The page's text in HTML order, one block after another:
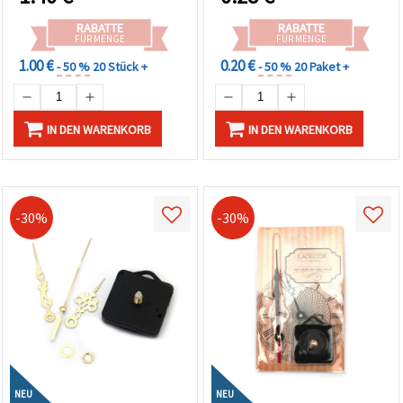
RABATTE
FÜR MENGE
1.00 €- 50 % 20 Stück +
IN DEN WARENKORB
RABATTE
FÜR MENGE
0.20 €- 50 % 20 Paket +
IN DEN WARENKORB
-30%
NEU
-30%
NEU